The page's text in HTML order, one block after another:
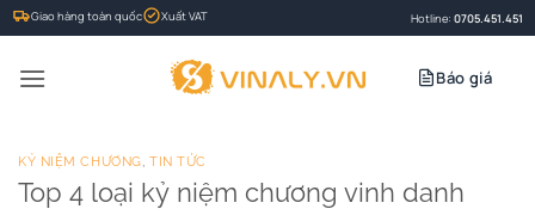
Bỏ
qua
nội
Giao hàng toàn quốc Xuất VAT Hotline: 0705.451.451
Báo giá
KỶ NIỆM CHƯƠNG, TIN TỨC
Top 4 loại kỷ niệm chương vinh danh